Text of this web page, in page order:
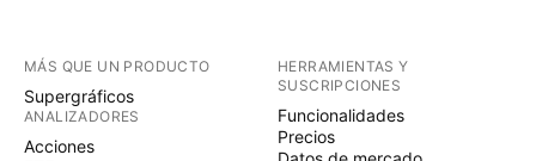
MÁS QUE UN PRODUCTO
Supergráficos
ANALIZADORES
Acciones
HERRAMIENTAS Y
SUSCRIPCIONES
Funcionalidades
Precios